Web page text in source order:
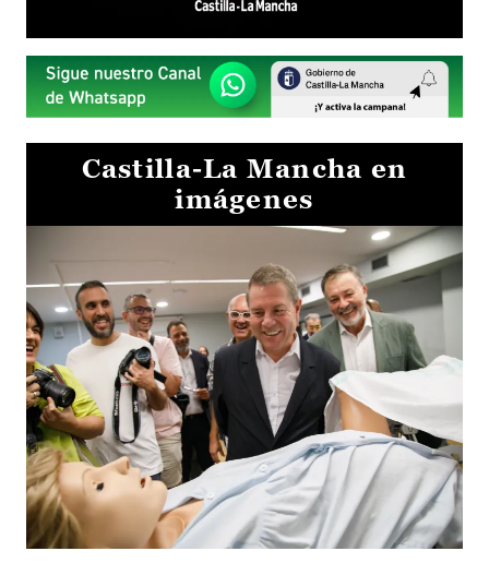
Castilla-La Mancha en
imágenes